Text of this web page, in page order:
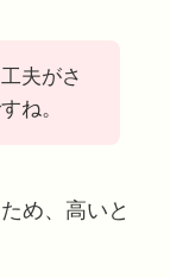
夫がさ
ね。
め、高いと